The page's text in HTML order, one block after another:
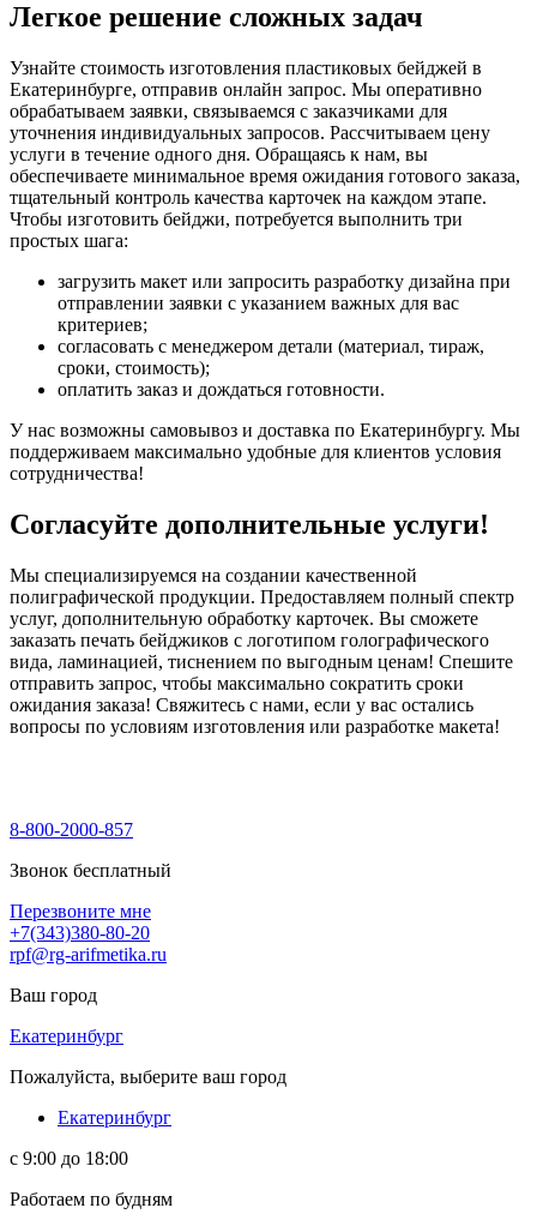
Легкое решение сложных задач
Узнайте стоимость изготовления пластиковых бейджей в
Екатеринбурге, отправив онлайн запрос. Мы оперативно
обрабатываем заявки, связываемся с заказчиками для
уточнения индивидуальных запросов. Рассчитываем цену
услуги в течение одного дня. Обращаясь к нам, вы
обеспечиваете минимальное время ожидания готового заказа,
тщательный контроль качества карточек на каждом этапе.
Чтобы изготовить бейджи, потребуется выполнить три
простых шага:
загрузить макет или запросить разработку дизайна при
отправлении заявки с указанием важных для вас
критериев;
согласовать с менеджером детали (материал, тираж,
сроки, стоимость);
оплатить заказ и дождаться готовности.
У нас возможны самовывоз и доставка по Екатеринбургу. Мы
поддерживаем максимально удобные для клиентов условия
сотрудничества!
Согласуйте дополнительные услуги!
Мы специализируемся на создании качественной
полиграфической продукции. Предоставляем полный спектр
услуг, дополнительную обработку карточек. Вы сможете
заказать печать бейджиков с логотипом голографического
вида, ламинацией, тиснением по выгодным ценам! Спешите
отправить запрос, чтобы максимально сократить сроки
ожидания заказа! Свяжитесь с нами, если у вас остались
вопросы по условиям изготовления или разработке макета!
8-800-2000-857
Звонок бесплатный
Перезвоните мне
+7(343)380-80-20
rpf@rg-arifmetika.ru
Ваш город
Екатеринбург
Пожалуйста, выберите ваш город
Екатеринбург
с 9:00 до 18:00
Работаем по будням